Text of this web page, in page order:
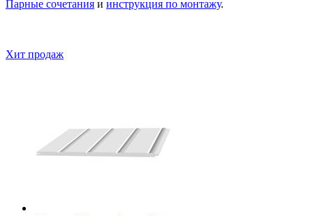
Парные сочетания и инструкция по монтажу.
Хит продаж